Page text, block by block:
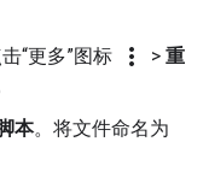
“更多”图标 more_vert > 重
本。将文件命名为